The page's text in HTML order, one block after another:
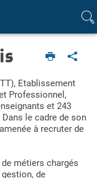
Etablissement
Professionnel,
et 243
le cadre de son
à recruter de
métiers chargés
gestion, de